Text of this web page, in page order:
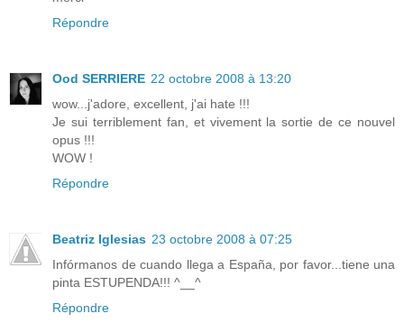
Répondre
Ood SERRIERE 22 octobre 2008 à 13:20
wow...j'adore, excellent, j'ai hate !!!
Je sui terriblement fan, et vivement la sortie de ce nouvel
opus !!!
WOW !
Répondre
Beatriz Iglesias 23 octobre 2008 à 07:25
Infórmanos de cuando llega a España, por favor...tiene una
pinta ESTUPENDA!!! ^__^
Répondre